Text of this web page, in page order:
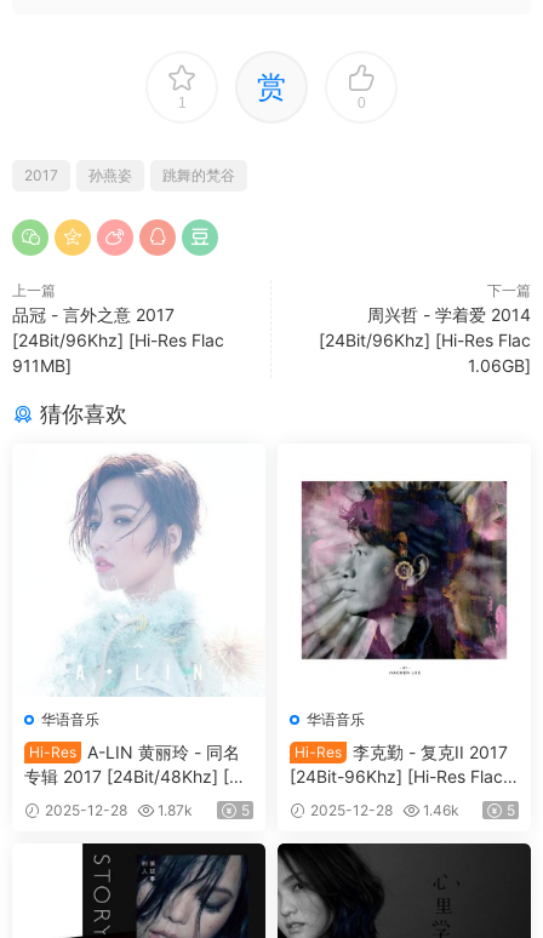
1 赏 0
2017 孙燕姿 跳舞的梵谷
上一篇
品冠 - 言外之意 2017
[24Bit/96Khz] [Hi-Res Flac
911MB]
下一篇
周兴哲 - 学着爱 2014
[24Bit/96Khz] [Hi-Res Flac
1.06GB]
猜你喜欢
华语音乐
Hi-Res
A-LIN 黄丽玲 - 同名
专辑 2017 [24Bit/48Khz] [Hi-
Res Flac 579MB]
2025-12-28 1.87k 5
华语音乐
Hi-Res 李克勤 - 复克II 2017
[24Bit-96Khz] [Hi-Res Flac 5
63MB]
2025-12-28 1.46k 5